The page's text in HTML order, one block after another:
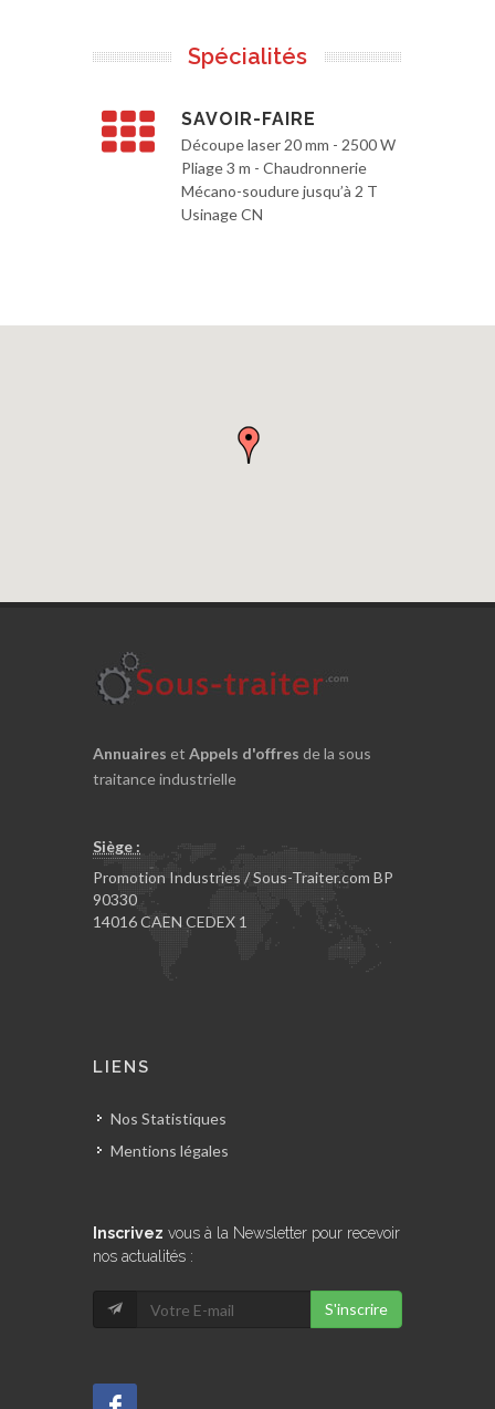
Spécialités
SAVOIR-FAIRE
Découpe laser 20 mm - 2500 W
Pliage 3 m - Chaudronnerie
Mécano-soudure jusqu’à 2 T
Usinage CN
Annuaires et Appels d'offres de la sous
traitance industrielle
Siège :
Promotion Industries / Sous-Traiter.com BP
90330
14016 CAEN CEDEX 1
LIENS
Nos Statistiques
Mentions légales
Inscrivez vous à la Newsletter pour recevoir
nos actualités :
S'inscrire